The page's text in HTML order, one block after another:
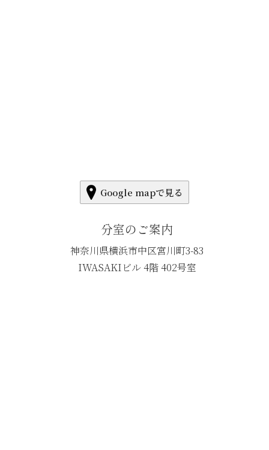
Google mapで見る
分室のご案内
神奈川県横浜市中区宮川町3-83
IWASAKIビル 4階 402号室